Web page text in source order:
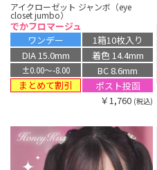
アイクローゼット ジャンボ（eye
closet jumbo）
でかフロマージュ
ワンデー
1箱10枚入り
DIA 15.0mm
着色 14.4mm
±0.00〜-8.00
BC 8.6mm
まとめて割引
ポスト投函
￥1,760 (税込)